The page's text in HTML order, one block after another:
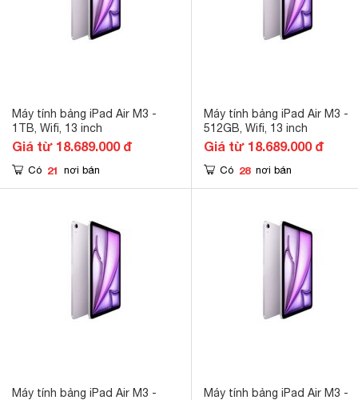
Máy tính bảng iPad Air M3 -
1TB, Wifi, 13 inch
Giá từ 18.689.000 đ
Có 21 nơi bán
Máy tính bảng iPad Air M3 -
512GB, Wifi, 13 inch
Giá từ 18.689.000 đ
Có 28 nơi bán
Máy tính bảng iPad Air M3 -
Máy tính bảng iPad Air M3 -